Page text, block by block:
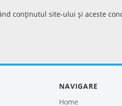
conținutul site-ului și aceste
NAVIGARE
Home